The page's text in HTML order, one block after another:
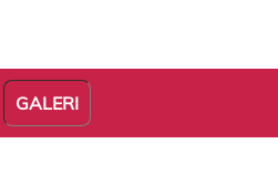
GALERI